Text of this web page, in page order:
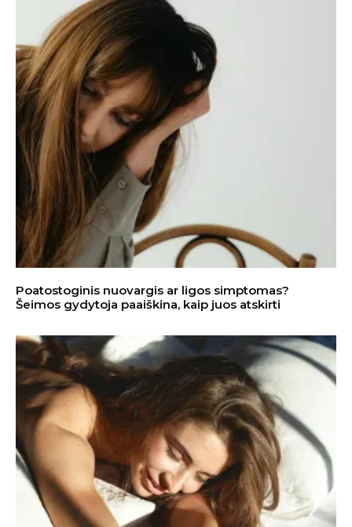
Poatostoginis nuovargis ar ligos simptomas?
Šeimos gydytoja paaiškina, kaip juos atskirti